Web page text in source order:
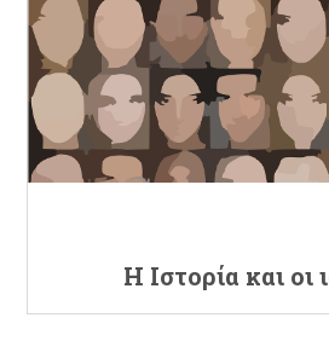
Η Ιστορία και οι